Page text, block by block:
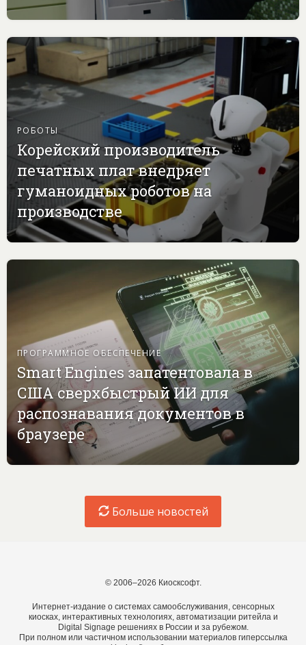
РОБОТЫ
Корейский производитель
печатных плат внедряет
гуманоидных роботов на
производстве
ПРОГРАММНОЕ ОБЕСПЕЧЕНИЕ
Smart Engines запатентовала в
США сверхбыстрый ИИ для
распознавания документов в
браузере
Больше новостей
© 2006–2026 Киосксофт.
Интернет-издание о системах самообслуживания, сенсорных
киосках, интерактивных технологиях, автоматизации ритейла и
Digital Signage решениях в России и за рубежом.
При полном или частичном использовании материалов гиперссылка